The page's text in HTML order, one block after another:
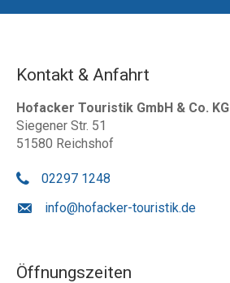
Kontakt & Anfahrt
Hofacker Touristik GmbH & Co. KG
Siegener Str. 51
51580 Reichshof
02297 1248
info@hofacker-touristik.de
Öffnungszeiten